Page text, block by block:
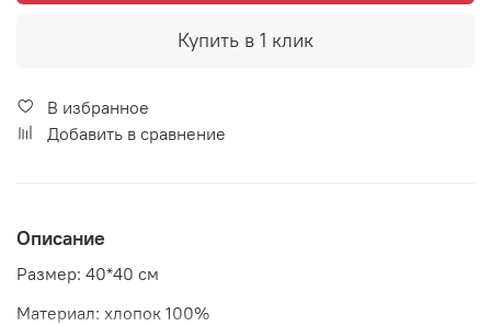
Купить в 1 клик
В избранное
Добавить в сравнение
Описание
Размер: 40*40 см
Материал: хлопок 100%